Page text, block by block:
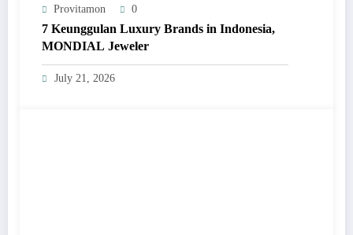
Provitamon 0
7 Keunggulan Luxury Brands in Indonesia,
MONDIAL Jeweler
July 21, 2026